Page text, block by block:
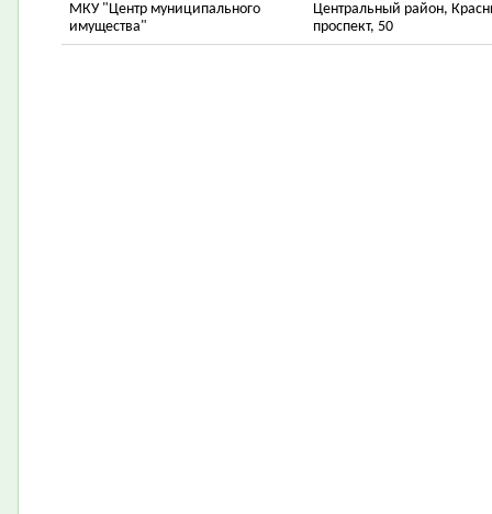
МКУ "Центр муниципального
имущества"
Центральный район,
проспект, 50